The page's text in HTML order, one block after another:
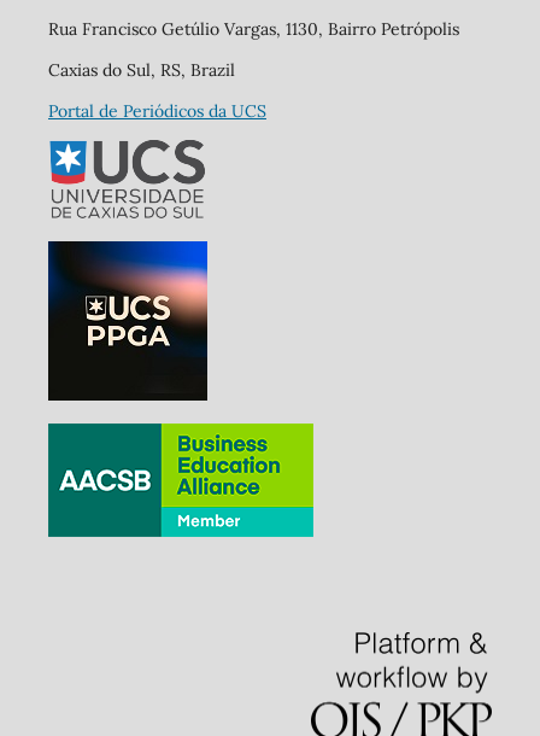
Rua Francisco Getúlio Vargas, 1130, Bairro Petrópolis
Caxias do Sul, RS, Brazil
Portal de Periódicos da UCS